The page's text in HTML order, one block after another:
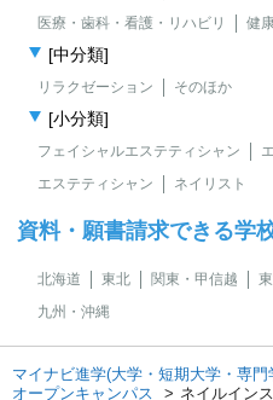
医療・歯科・看護・リハビリ
健
[中分類]
リラクゼーション そのほか
[小分類]
フェイシャルエステティシャン
エステティシャン
ネイリスト
資料・願書請求できる学
北海道 東北 関東・甲信越
九州・沖縄
マイナビ進学(大学・短期大学・専門
オープンキャンパス
ネイルイン